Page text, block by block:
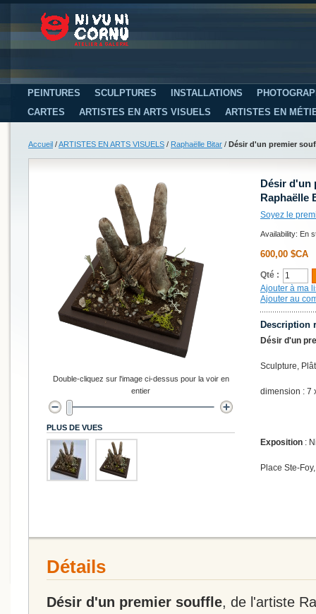
PEINTURES SCULPTURES INSTALLATIONS
CARTES
ARTISTES EN ARTS VISUELS ARTISTES EN
Accueil /ARTISTES EN ARTS VISUELS / Raphaëlle Bitar / Désir d'un premier
Désir d'un
Raphaëlle
Soyez le
Availability: En
600,00 $CA
Qté :
Ajouter à ma
Ajouter au
Description
Désir d'un
Sculpture,
dimension : 7
Exposition :
Place Ste-
Double-cliquez sur l'image ci-dessus pour la voir en
entier
PLUS DE VUES
Détails
Désir d'un premier souffle, de l'artiste